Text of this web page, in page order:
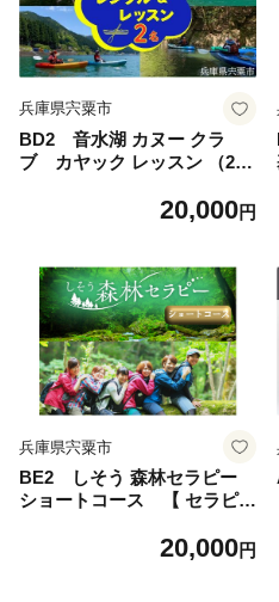
兵庫県宍粟市
BD2 音水湖 カヌー クラ
ブ カヤック レッスン （2人
アクティビティ アクティブ
グル 夏休み お出かけ 兵庫県
兵庫 西播磨 西播 宍粟 しそう
20,000円
兵庫県宍粟市
BE2 しそう 森林セラピー
ショートコース 【 セラピー
新緑 紅葉 健康増進 癒し 散歩
20,000円